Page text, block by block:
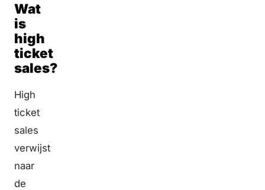
Wat
is
high
ticket
sales?
High
ticket
sales
verwijst
naar
de